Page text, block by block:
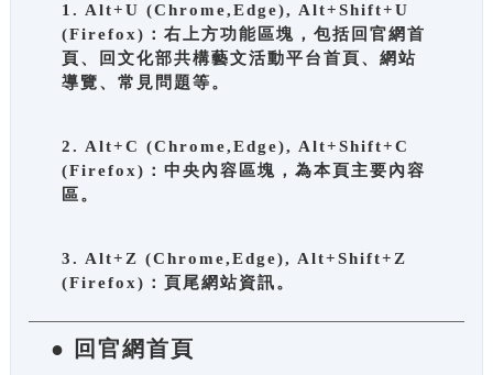
1. Alt+U (Chrome,Edge), Alt+Shift+U
(Firefox)：右上方功能區塊，包括回官網首
頁、回文化部共構藝文活動平台首頁、網站
導覽、常見問題等。
2. Alt+C (Chrome,Edge), Alt+Shift+C
(Firefox)：中央內容區塊，為本頁主要內容
區。
3. Alt+Z (Chrome,Edge), Alt+Shift+Z
(Firefox)：頁尾網站資訊。
● 回官網首頁